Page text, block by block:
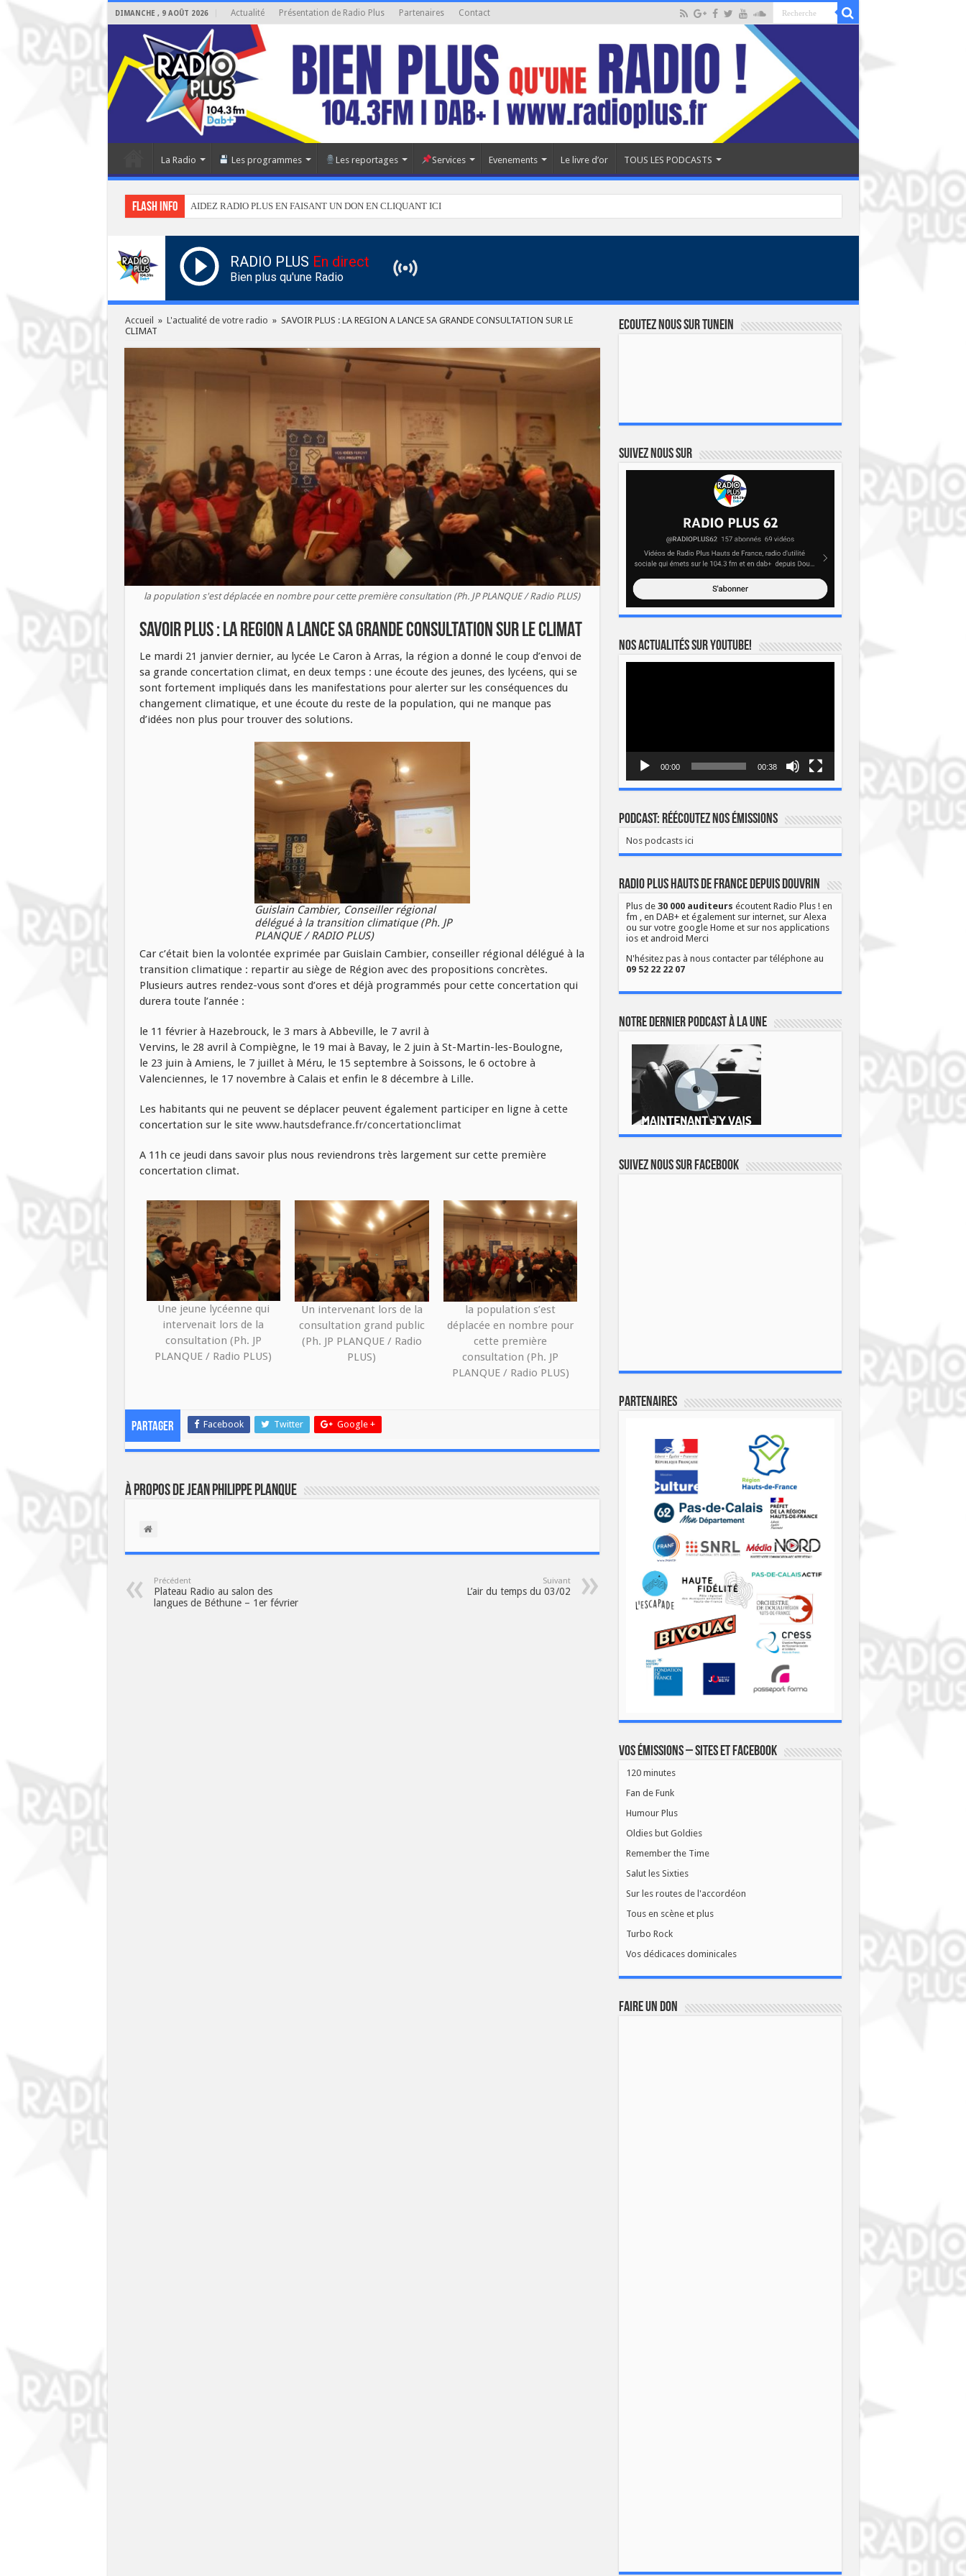
DIMANCHE , 9 AOÛT 2026 Actualité Présentation de Radio Plus Partenaires Contact
La Radio Les programmes Les reportages Services Evenements Le livre d’or TOUS LES PODCASTS
Flash info AIDEZ RADIO PLUS EN FAISANT UN DON EN CLIQUANT ICI
RADIO PLUS En direct
Bien plus qu'une Radio
Accueil » L'actualité de votre radio » SAVOIR PLUS : LA REGION A LANCE SA GRANDE CONSULTATION SUR LE
CLIMAT
la population s'est déplacée en nombre pour cette première consultation (Ph. JP PLANQUE / Radio PLUS)
SAVOIR PLUS : LA REGION A LANCE SA GRANDE CONSULTATION SUR LE CLIMAT
Le mardi 21 janvier dernier, au lycée Le Caron à Arras, la région a donné le coup d’envoi de
sa grande concertation climat, en deux temps : une écoute des jeunes, des lycéens, qui se
sont fortement impliqués dans les manifestations pour alerter sur les conséquences du
changement climatique, et une écoute du reste de la population, qui ne manque pas
d’idées non plus pour trouver des solutions.
Guislain Cambier, Conseiller régional
délégué à la transition climatique (Ph. JP
PLANQUE / RADIO PLUS)
Car c’était bien la volontée exprimée par Guislain Cambier, conseiller régional délégué à la
transition climatique : repartir au siège de Région avec des propositions concrètes.
Plusieurs autres rendez-vous sont d’ores et déjà programmés pour cette concertation qui
durera toute l’année :
le 11 février à Hazebrouck, le 3 mars à Abbeville, le 7 avril à
Vervins, le 28 avril à Compiègne, le 19 mai à Bavay, le 2 juin à St-Martin-les-Boulogne,
le 23 juin à Amiens, le 7 juillet à Méru, le 15 septembre à Soissons, le 6 octobre à
Valenciennes, le 17 novembre à Calais et enfin le 8 décembre à Lille.
Les habitants qui ne peuvent se déplacer peuvent également participer en ligne à cette
concertation sur le site www.hautsdefrance.fr/concertationclimat
A 11h ce jeudi dans savoir plus nous reviendrons très largement sur cette première
concertation climat.
Une jeune lycéenne qui
intervenait lors de la
consultation (Ph. JP
PLANQUE / Radio PLUS)
Un intervenant lors de la
consultation grand public
(Ph. JP PLANQUE / Radio
PLUS)
la population s’est
déplacée en nombre pour
cette première
consultation (Ph. JP
PLANQUE / Radio PLUS)
Partager Facebook Twitter Google +
À propos de Jean Philippe Planque
Précédent
Plateau Radio au salon des
langues de Béthune – 1er février
Suivant
L’air du temps du 03/02
Ecoutez nous sur TuneIn
Suivez nous sur
Nos actualités sur YOUTUBE!
00:00 00:38
Podcast: Réécoutez nos émissions
Nos podcasts ici
Radio Plus Hauts de France depuis Douvrin
Plus de 30 000 auditeurs écoutent Radio Plus ! en
fm , en DAB+ et également sur internet, sur Alexa
ou sur votre google Home et sur nos applications
ios et android Merci
N'hésitez pas à nous contacter par téléphone au
09 52 22 22 07
Notre dernier podcast à la une
Suivez nous sur Facebook
Partenaires
Vos émissions – Sites et Facebook
120 minutes
Fan de Funk
Humour Plus
Oldies but Goldies
Remember the Time
Salut les Sixties
Sur les routes de l'accordéon
Tous en scène et plus
Turbo Rock
Vos dédicaces dominicales
FAIRE UN DON